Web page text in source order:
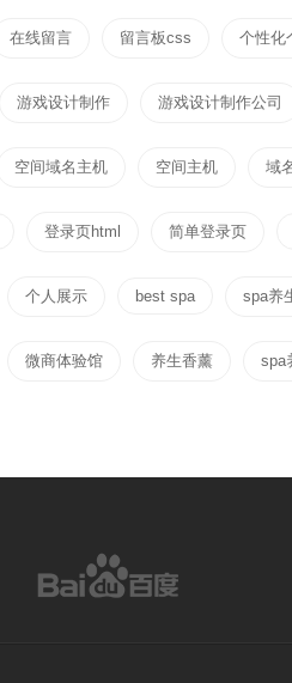
在线留言 留言板css 个性化
游戏设计制作 游戏设计制作公司
空间域名主机 空间主机 域
登录页html 简单登录页
个人展示 best spa spa养
微商体验馆 养生香薰 spa